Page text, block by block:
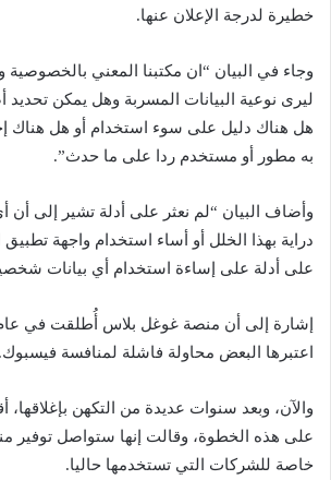
خطيرة لدرجة الإعلان عنها.
وجاء في البيان “ان مكتبنا المعني بالخصوصية
ليرى نوعية البيانات المسربة وهل يمكن تحديد
هل هناك دليل على سوء استخدام أو هل هناك
به مطور أو مستخدم ردا على ما حدث”.
وأضاف البيان “لم نعثر على أدلة تشير إلى
دراية بهذا الخلل أو أساء استخدام واجهة تطبيق
على أدلة على إساءة استخدام أي بيانات
اعتبرها البعض محاولة فاشلة لمنافسة فيسبوك.
والآن، وبعد سنوات عديدة من التكهن
على هذه الخطوة، وقالت إنها ستواصل توفير
خاصة للشركات التي تستخدمها حاليا.